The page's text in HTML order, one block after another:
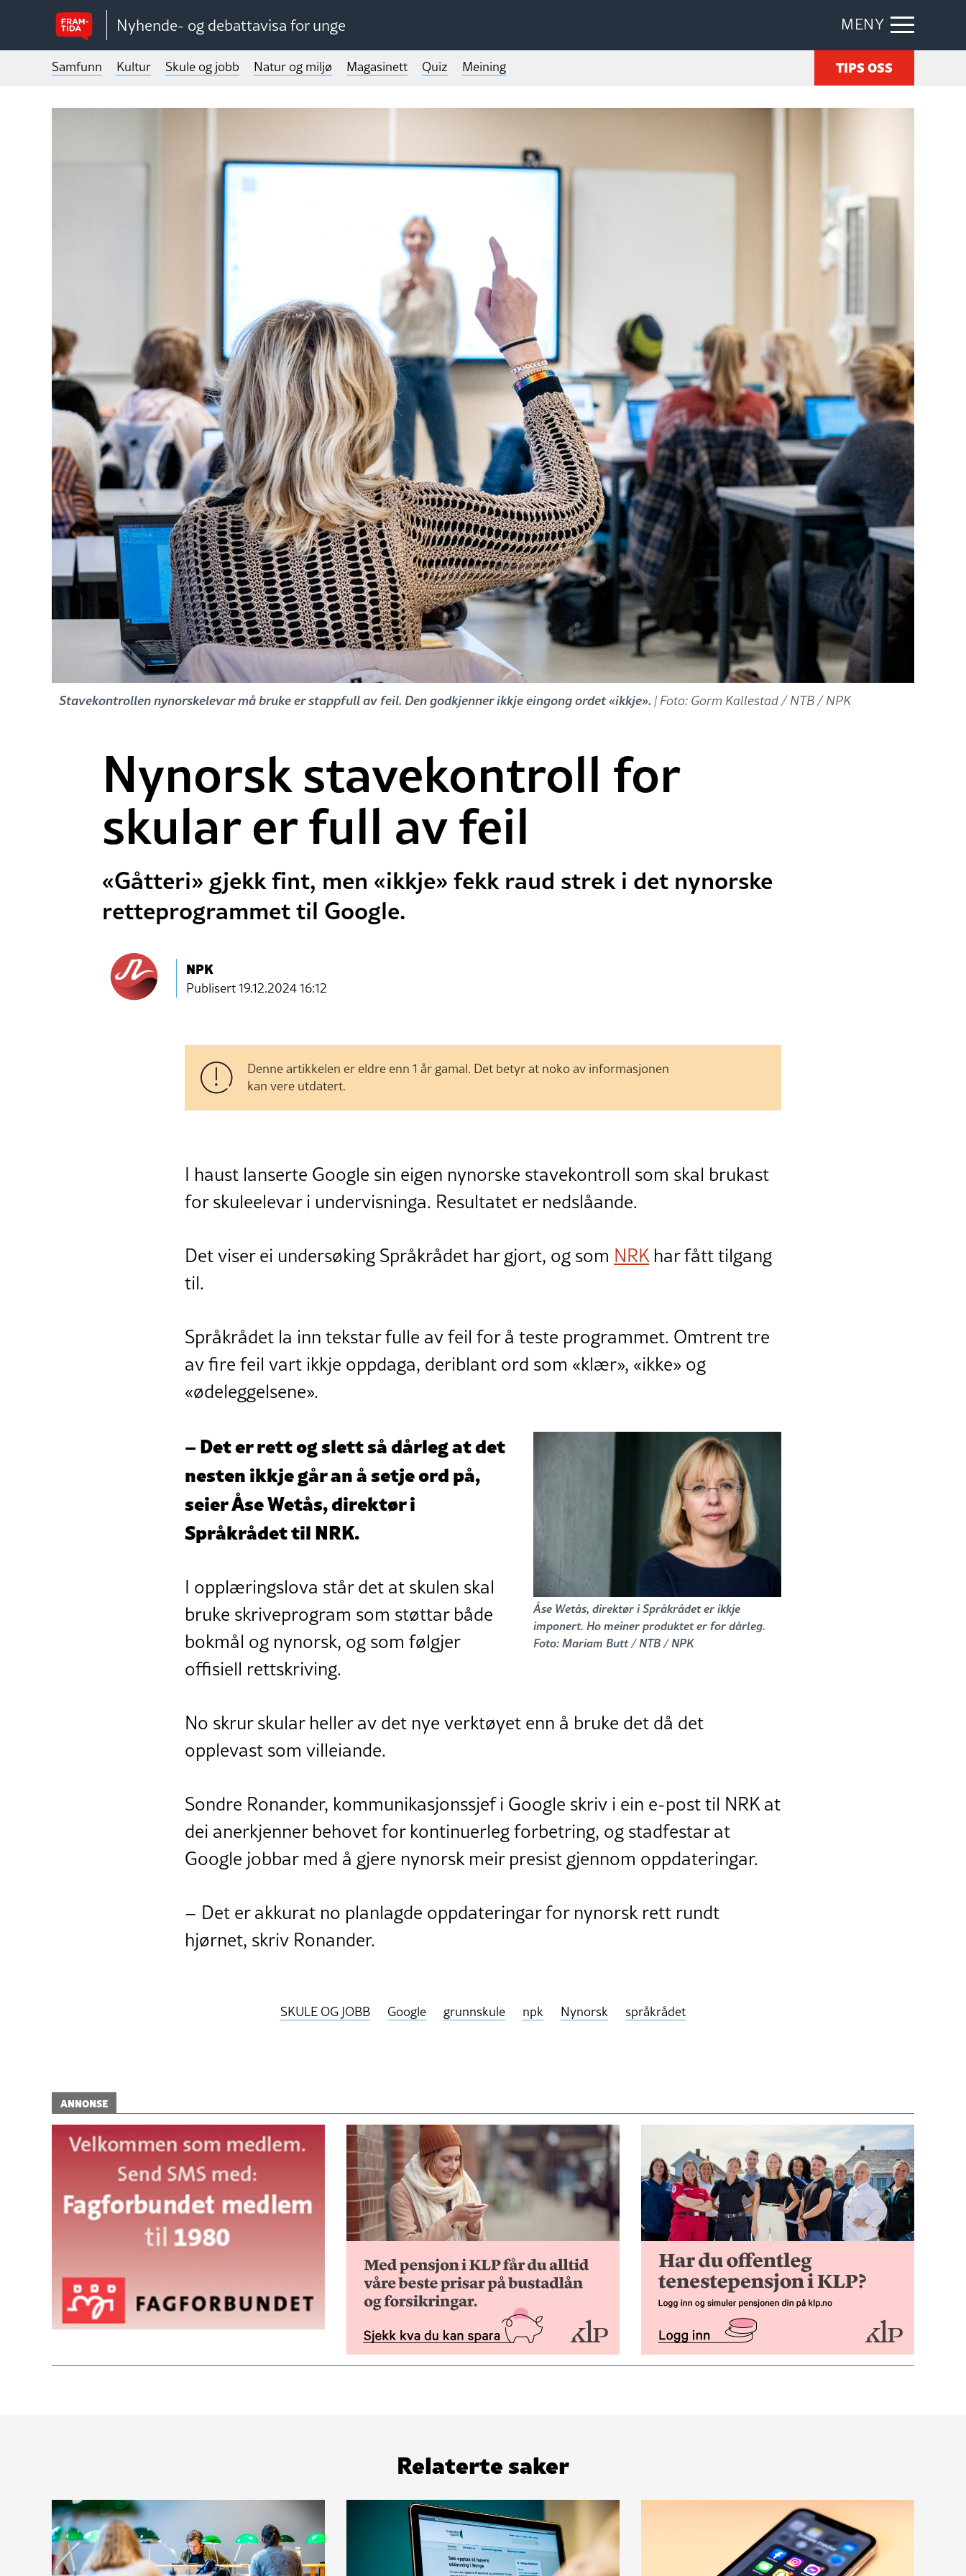
Nyhende- og debattavisa for unge MENY
Samfunn Kultur Skule og jobb Natur og miljø Magasinett Quiz Meining TIPS OSS
Stavekontrollen nynorskelevar må bruke er stappfull av feil. Den godkjenner ikkje eingong ordet «ikkje». | Foto: Gorm Kallestad / NTB / NPK
Nynorsk stavekontroll for
skular er full av feil
«Gåtteri» gjekk fint, men «ikkje» fekk raud strek i det nynorske
retteprogrammet til Google.
NPK
Publisert19.12.2024 16:12
Denne artikkelen er eldre enn 1 år gamal. Det betyr at noko av informasjonen
kan vere utdatert.
I haust lanserte Google sin eigen nynorske stavekontroll som skal brukast
for skuleelevar i undervisninga. Resultatet er nedslåande.
Det viser ei undersøking Språkrådet har gjort, og som NRKhar fått tilgang
til.
Språkrådet la inn tekstar fulle av feil for å teste programmet. Omtrent tre
av fire feil vart ikkje oppdaga, deriblant ord som «klær», «ikke» og
«ødeleggelsene».
Åse Wetås, direktør i Språkrådet er ikkje
imponert. Ho meiner produktet er for dårleg.
Foto: Mariam Butt / NTB / NPK
– Det er rett og slett så dårleg at det
nesten ikkje går an å setje ord på,
seier Åse Wetås, direktør i
Språkrådet til NRK.
I opplæringslova står det at skulen skal
bruke skriveprogram som støttar både
bokmål og nynorsk, og som følgjer
offisiell rettskriving.
No skrur skular heller av det nye verktøyet enn å bruke det då det
opplevast som villeiande.
Sondre Ronander, kommunikasjonssjef i Google skriv i ein e-post til NRK at
dei anerkjenner behovet for kontinuerleg forbetring, og stadfestar at
Google jobbar med å gjere nynorsk meir presist gjennom oppdateringar.
– Det er akkurat no planlagde oppdateringar for nynorsk rett rundt
hjørnet, skriv Ronander.
SKULE OG JOBB Google grunnskule npk Nynorsk språkrådet
ANNONSE
Relaterte saker